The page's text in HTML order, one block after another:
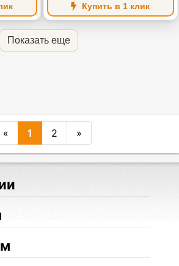
Купить в 1 клик
Показать еще
« 1 2 »